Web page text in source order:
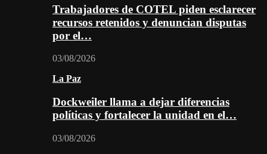
Trabajadores de COTEL piden esclarecer
recursos retenidos y denuncian disputas
por el…
03/08/2026
La Paz
Dockweiler llama a dejar diferencias
políticas y fortalecer la unidad en el…
03/08/2026